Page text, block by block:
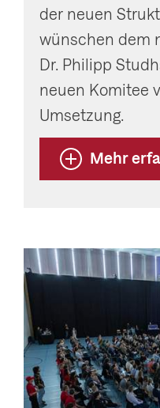
der neuen
wünschen dem
Dr. Philipp
neuen Komitee
Umsetzung.
Mehr